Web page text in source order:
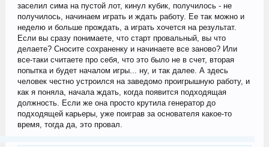
заселил сима на пустой лот, кинул кубик, получилось - не
получилось, начинаем играть и ждать работу. Ее так можно и
неделю и больше прождать, а играть хочется на результат.
Если вы сразу понимаете, что старт провальный, вы что
делаете? Сносите сохраненку и начинаете все заново? Или
все-таки считаете про себя, что это было не в счет, вторая
попытка и будет началом игры... ну, и так далее. А здесь
человек честно устроился на заведомо проигрышную работу, и
как я поняла, начала ждать, когда появится подходящая
должность. Если же она просто крутила генератор до
подходящей карьеры, уже поиграв за основателя какое-то
время, тогда да, это провал.